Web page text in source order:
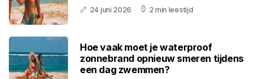
24 juni 2026 2 min leestijd
Hoe vaak moet je waterproof
zonnebrand opnieuw smeren tijdens
een dag zwemmen?